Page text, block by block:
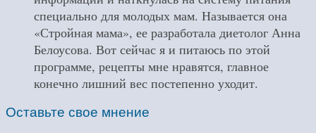
специально для молодых мам. Называется она
«Стройная мама», ее разработала диетолог Анна
Белоусова. Вот сейчас я и питаюсь по этой
программе, рецепты мне нравятся, главное
конечно лишний вес постепенно уходит.
Оставьте свое мнение